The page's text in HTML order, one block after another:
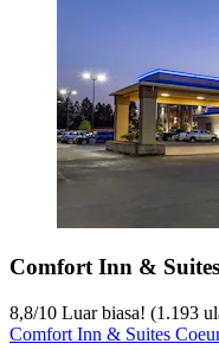
Comfort Inn &
8,8/10 Luar biasa! (1.193
Comfort Inn & Suites